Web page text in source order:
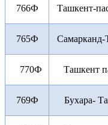
766Ф Ташкент-
765Ф Самарканд-
770Ф Ташкент
769Ф Бухара-